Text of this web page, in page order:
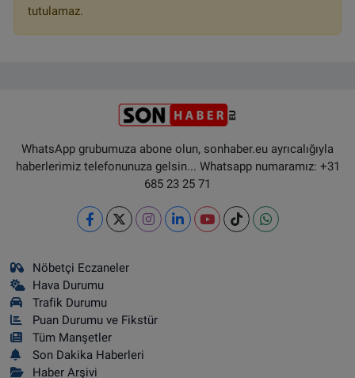
tutulamaz.
WhatsApp grubumuza abone olun, sonhaber.eu ayrıcalığıyla
haberlerimiz telefonunuza gelsin... Whatsapp numaramız: +31
685 23 25 71
Nöbetçi Eczaneler
Hava Durumu
Trafik Durumu
Puan Durumu ve Fikstür
Tüm Manşetler
Son Dakika Haberleri
Haber Arşivi